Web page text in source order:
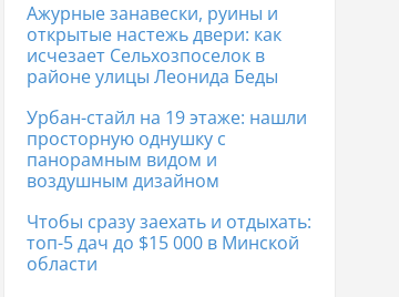
Ажурные занавески, руины и
открытые настежь двери: как
исчезает Сельхозпоселок в
районе улицы Леонида Беды
Урбан-стайл на 19 этаже: нашли
просторную однушку с
панорамным видом и
воздушным дизайном
Чтобы сразу заехать и отдыхать:
топ-5 дач до $15 000 в Минской
области